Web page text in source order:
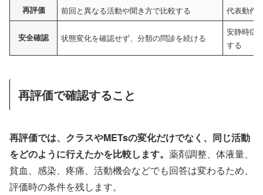
再評価 前回と異なる活動や聞き方で比較する 代表動作
安全確認 状態変化を確認せず、分類の問診を続ける
安静時症
する
再評価で確認すること
再評価では、クラスやMETsの変化だけでなく、同じ活動
をどのように行えたかを比較します。 薬剤調整、体液量、
貧血、感染、疼痛、活動機会などでも回答は変わるため、
評価時の条件を残します。